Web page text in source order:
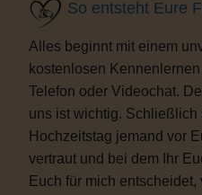
So entsteht Eure
Alles beginnt mit einem
kostenlosen
Telefon oder Videochat.
uns ist wichtig. Schließlich
Hochzeitstag jemand vor
vertraut und bei dem Ihr
Euch für mich